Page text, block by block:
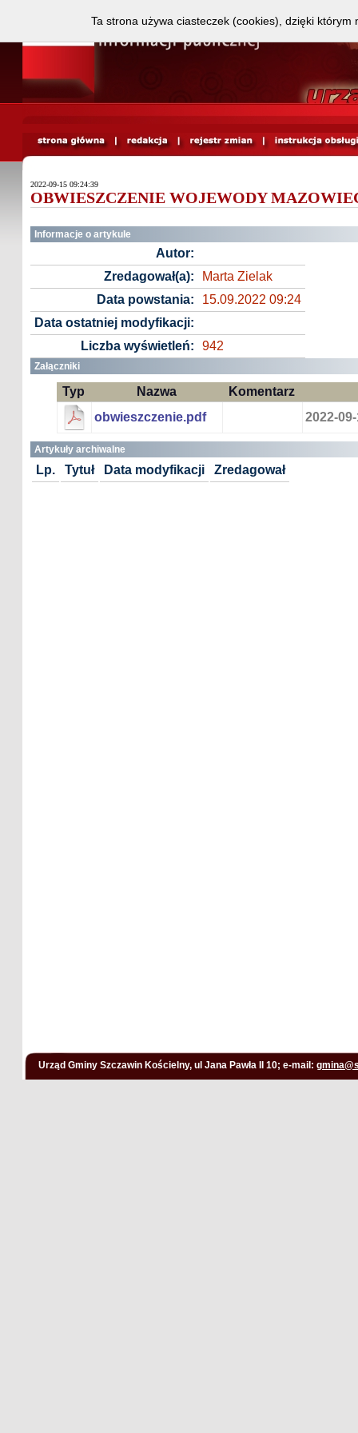
2022-09-15 09:24:39
OBWIESZCZENIE WOJEWODY
Informacje o artykule
Autor:
Zredagował(a):
Marta Zielak
Data powstania:
15.09.2022 09:24
Data ostatniej modyfikacji:
Liczba wyświetleń:
942
Załączniki
Typ Nazwa
Komentarz
obwieszczenie.pdf
2022-
Artykuły archiwalne
Lp. Tytuł Data modyfikacji Zredagował
Urząd Gminy Szczawin Kościelny, ul Jana Pawła II 10; e-mail:
Ta strona używa ciasteczek (cookies), dzięki którym